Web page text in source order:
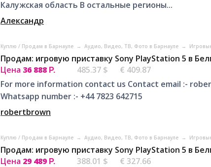
Калужская область В остальные регионы...
Александр
Куплю / Продам в Барнауле → Аудио, Видео, ТВ, Фото в Барнауле →
Продам: игровую приставку Sony PlayStation 5 в
Цена 36 888 Р. 485.37 $
€ 409.87
For more information contact us Contact email :-
Whatsapp number :- +44 7823 642715
robertbrown
Куплю / Продам в Барнауле → Аудио, Видео, ТВ, Фото в Барнауле →
Продам: игровую приставку Sony PlayStation 5 в
Цена 29 489 Р. 388.01 $
€ 327.66